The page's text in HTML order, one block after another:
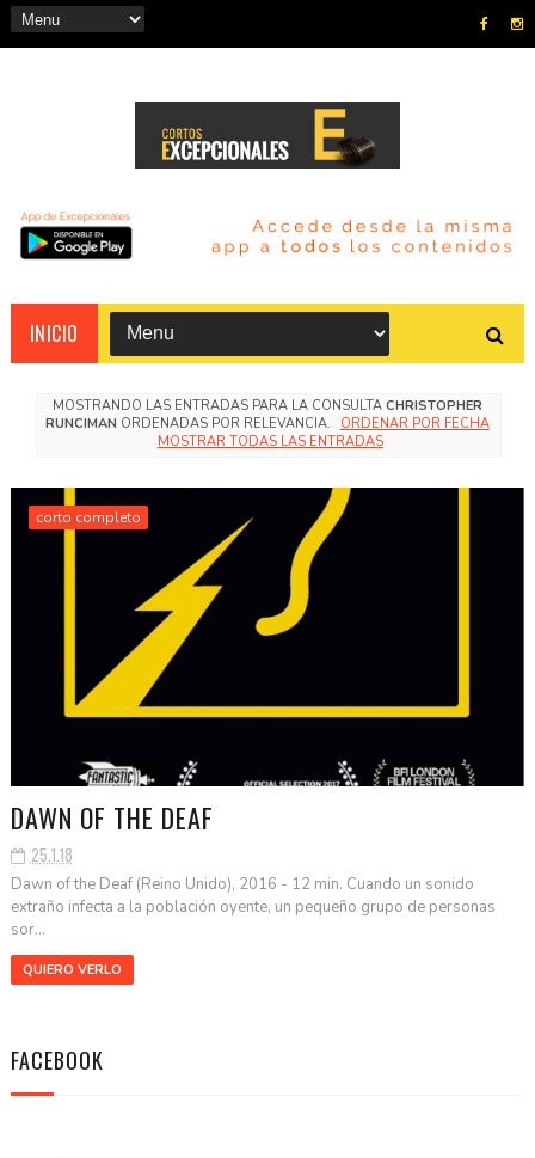
INICIO
MOSTRANDO LAS ENTRADAS PARA LA CONSULTA CHRISTOPHER
RUNCIMAN ORDENADAS POR RELEVANCIA.
ORDENAR POR FECHA
MOSTRAR TODAS LAS ENTRADAS
corto completo
DAWN OF THE DEAF
25.1.18
Dawn of the Deaf (Reino Unido), 2016 - 12 min. Cuando un sonido
extraño infecta a la población oyente, un pequeño grupo de personas
sor...
QUIERO VERLO
FACEBOOK